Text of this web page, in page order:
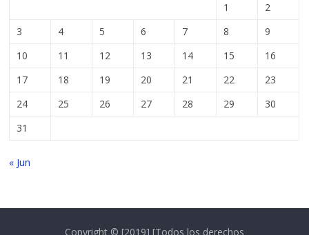
1
2
3
4 5 6 7 8
9
10
11 12 13 14 15
16
17
18 19 20 21 22
23
24
25 26 27 28 29
30
31
« Jun
Copyright © [2019] [Todos los derechos